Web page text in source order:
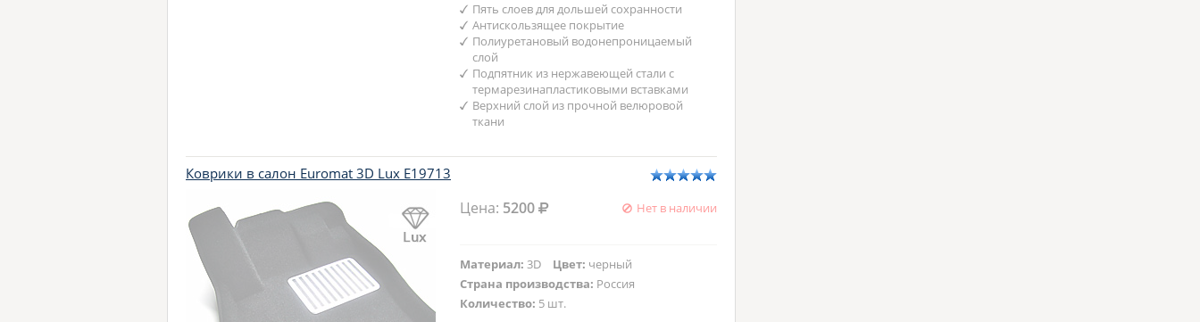
Пять слоев для дольшей сохранности
Антискользящее покрытие
Полиуретановый водонепроницаемый
слой
Подпятник из нержавеющей стали с
термарезинапластиковыми вставками
Верхний слой из прочной велюровой
ткани
Коврики в салон Euromat 3D Lux E19713
Цена: 5200 Нет в наличии
Материал:3D Цвет: черный
Страна производства: Россия
Количество: 5 шт.